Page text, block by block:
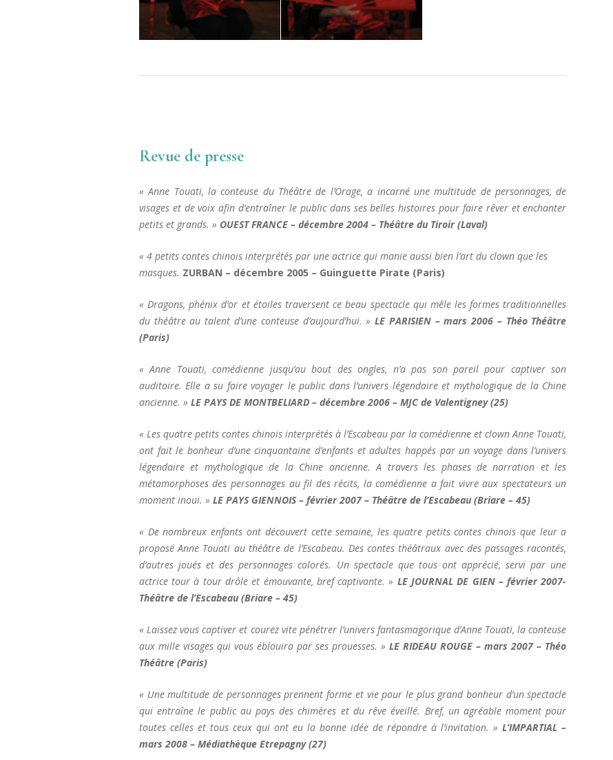
Revue de presse
« Anne Touati, la conteuse du Théâtre de l’Orage, a incarné une multitude de personnages, de
visages et de voix afin d’entraîner le public dans ses belles histoires pour faire rêver et enchanter
petits et grands. » OUEST FRANCE – décembre 2004 – Théâtre du Tiroir (Laval)
« 4 petits contes chinois interprétés par une actrice qui manie aussi bien l’art du clown que les
masques. ZURBAN – décembre 2005 – Guinguette Pirate (Paris)
« Dragons, phénix d’or et étoiles traversent ce beau spectacle qui mêle les formes traditionnelles
du théâtre au talent d’une conteuse d’aujourd’hui. » LE PARISIEN – mars 2006 – Théo Théâtre
(Paris)
« Anne Touati, comédienne jusqu’au bout des ongles, n’a pas son pareil pour captiver son
auditoire. Elle a su faire voyager le public dans l’univers légendaire et mythologique de la Chine
ancienne. » LE PAYS DE MONTBELIARD – décembre 2006 – MJC de Valentigney (25)
« Les quatre petits contes chinois interprétés à l’Escabeau par la comédienne et clown Anne Touati,
ont fait le bonheur d’une cinquantaine d’enfants et adultes happés par un voyage dans l’univers
légendaire et mythologique de la Chine ancienne. A travers les phases de narration et les
métamorphoses des personnages au fil des récits, la comédienne a fait vivre aux spectateurs un
moment inouï. » LE PAYS GIENNOIS – février 2007 – Théâtre de l’Escabeau (Briare – 45)
« De nombreux enfants ont découvert cette semaine, les quatre petits contes chinois que leur a
proposé Anne Touati au théâtre de l’Escabeau. Des contes théâtraux avec des passages racontés,
d’autres joués et des personnages colorés. Un spectacle que tous ont apprécié, servi par une
actrice tour à tour drôle et émouvante, bref captivante. » LE JOURNAL DE GIEN – février 2007-
Théâtre de l’Escabeau (Briare – 45)
« Laissez vous captiver et courez vite pénétrer l’univers fantasmagorique d’Anne Touati, la conteuse
aux mille visages qui vous éblouira par ses prouesses. » LE RIDEAU ROUGE – mars 2007 – Théo
Théâtre (Paris)
« Une multitude de personnages prennent forme et vie pour le plus grand bonheur d’un spectacle
qui entraîne le public au pays des chimères et du rêve éveillé. Bref, un agréable moment pour
toutes celles et tous ceux qui ont eu la bonne idée de répondre à l’invitation. » L’IMPARTIAL –
mars 2008 – Médiathèque Etrepagny (27)